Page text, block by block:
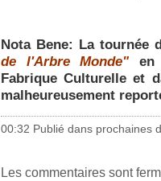
Nota Bene: La tournée
de l'Arbre Monde"
en
Fabrique Culturelle et
malheureusement
00:32 Publié dans prochaines
Les commentaires sont